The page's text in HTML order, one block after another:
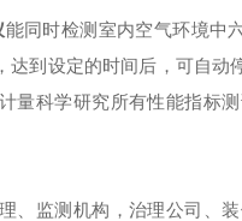
能同时检测室内空气环境中
到设定的时间后，可自动
量科学研究所有性能指标
、监测机构，治理公司、